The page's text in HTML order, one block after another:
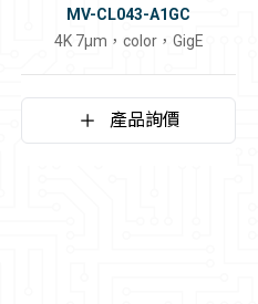
MV-CL043-A1GC
4K 7μm，color，GigE
產品詢價